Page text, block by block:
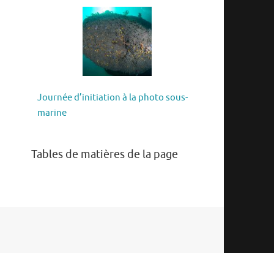
Journée d’initiation à la photo sous-
marine
Tables de matières de la page